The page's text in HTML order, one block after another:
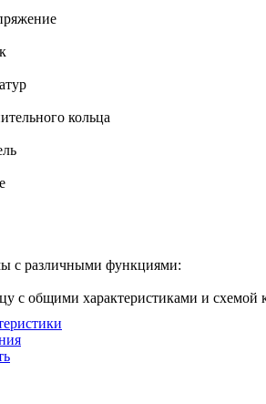
кольца
с различными функциями:
с общими характеристиками и схемой